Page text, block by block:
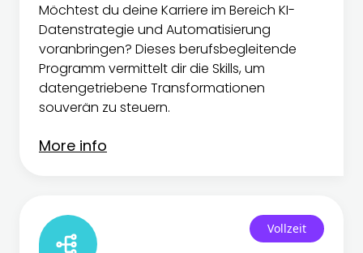
Möchtest du deine Karriere im Bereich KI-
Datenstrategie und Automatisierung
voranbringen? Dieses berufsbegleitende
Programm vermittelt dir die Skills, um
datengetriebene Transformationen
souverän zu steuern.
More info
Vollzeit